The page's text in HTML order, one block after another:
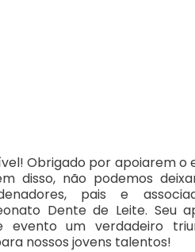
Obrigado por apoiarem
disso, não podemos
pais e
Dente de Leite. Seu
evento um verdadeiro
nossos jovens talentos!